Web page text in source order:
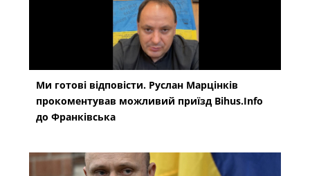
Ми готові відповісти. Руслан Марцінків
прокоментував можливий приїзд Bihus.Info
до Франківська